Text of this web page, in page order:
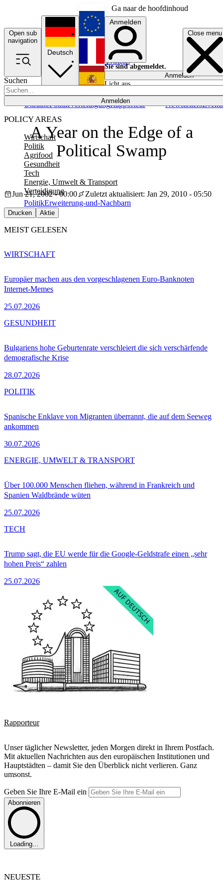
Ga naar de hoofdinhoud
Open sub
navigation
Close menu
Suchen
Anmelden
POLICY AREAS
Wirtschaft
Politik
Agrifood
Gesundheit
Tech
Energie, Umwelt & Transport
Verteidigung
UkrainePolitikVerteidigungRapporteur NewslettersEvents
Deutsch
English
Français
Anmelden
Sie sind abgemeldet.
Anmelden
Licht aus
A Year on the Edge of a
Political Swamp
Jun 21, 2002 - 00:00
Zuletzt aktualisiert: Jan 29, 2010 - 05:50
PolitikErweiterung-und-Nachbarn
Drucken Aktie
MEIST GELESEN
Europäer machen aus den vorgeschlagenen Euro-Banknoten
Internet-Memes
25.07.2026
WIRTSCHAFT
Bulgariens hohe Geburtenrate verschleiert die sich verschärfende
demografische Krise
28.07.2026
GESUNDHEIT
Spanische Enklave von Migranten überrannt, die auf dem Seeweg
ankommen
30.07.2026
POLITIK
Über 100.000 Menschen fliehen, während in Frankreich und
Spanien Waldbrände wüten
25.07.2026
ENERGIE, UMWELT & TRANSPORT
Trump sagt, die EU werde für die Google-Geldstrafe einen „sehr
hohen Preis“ zahlen
25.07.2026
TECH
Rapporteur
Unser täglicher Newsletter, jeden Morgen direkt in Ihrem Postfach.
Mit aktuellen Nachrichten aus den europäischen Institutionen und
Hauptstädten – damit Sie den Überblick nicht verlieren. Ganz
umsonst.
Geben Sie Ihre E-Mail ein
Abonnieren
Loading...
NEUESTE